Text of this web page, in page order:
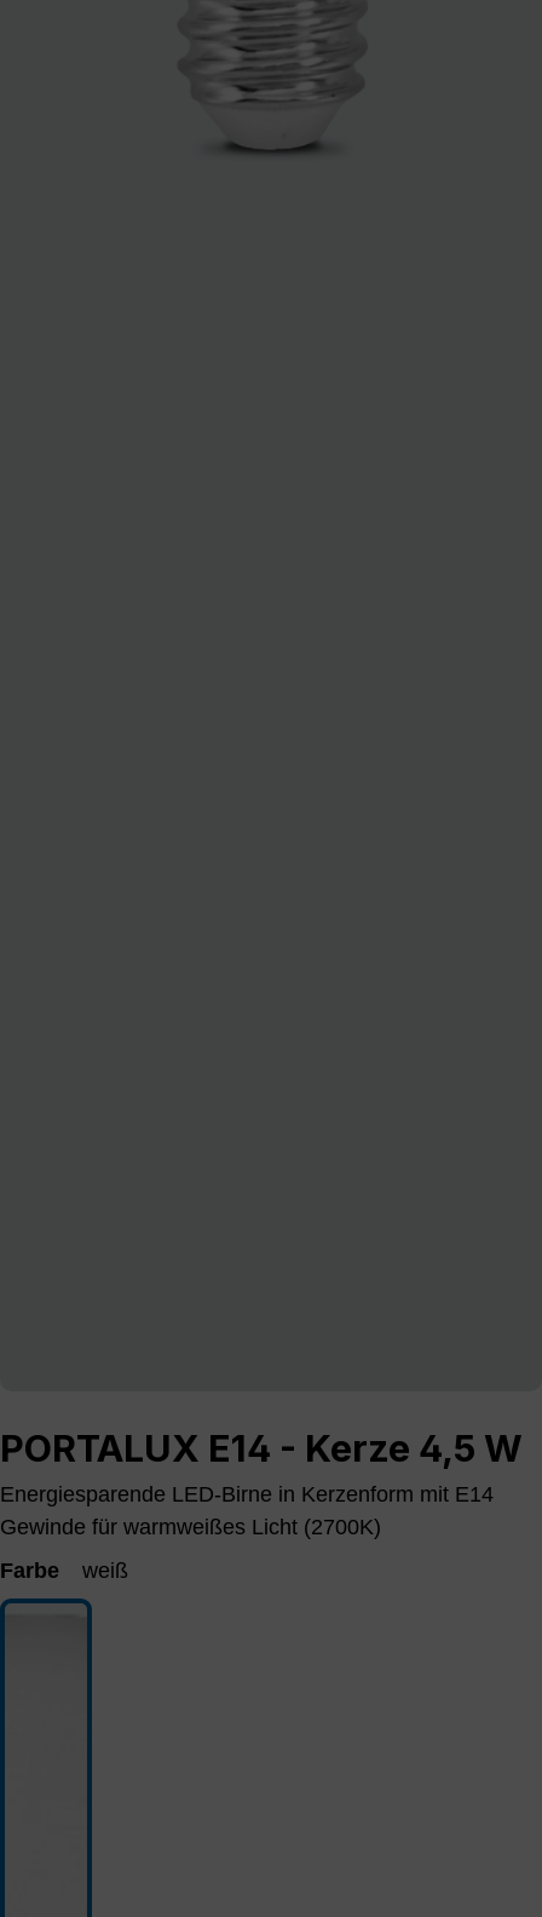
PORTALUX E14 - Kerze 4,5 W
Energiesparende LED-Birne in Kerzenform mit E14
Gewinde für warmweißes Licht (2700K)
Farbe
weiß